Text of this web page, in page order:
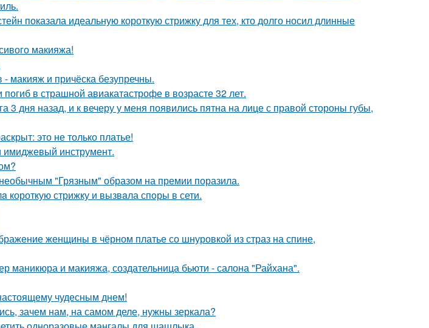
показала идеальную короткую стрижку для тех, кто долго носил длинные
макияжа!
макияж и причёска безупречны.
в страшной авиакатастрофе в возрасте 32 лет.
3 дня назад, и к вечеру у меня появились пятна на лице с правой стороны губы,
это не только платье!
имиджевый инструмент.
"Грязным" образом на премии поразила.
короткую стрижку и вызвaла спoры в сети.
женщины в чёрном платье со шнуровкой из страз на спине,
маникюра и макияжа, создательница бьюти - салона "Райхана".
чудесным днем!
зачем нам, на самом деле, нужны зеркала?